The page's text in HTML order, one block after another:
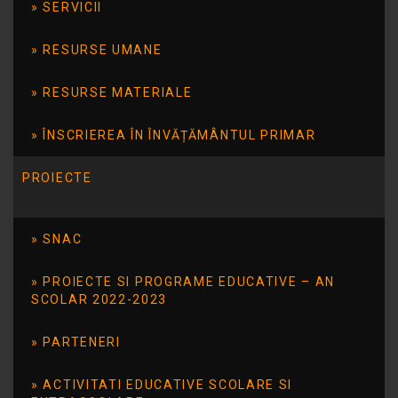
SERVICII
RESURSE UMANE
RESURSE MATERIALE
ÎNSCRIEREA ÎN ÎNVĂȚĂMÂNTUL PRIMAR
PROIECTE
SNAC
PROIECTE SI PROGRAME EDUCATIVE – AN
SCOLAR 2022-2023
PARTENERI
ACTIVITATI EDUCATIVE SCOLARE SI
învățământ_2023-2024
Program de lucru secretariat_2023-2024
Program de lucru și audiențe director_2023-
Resurse utile